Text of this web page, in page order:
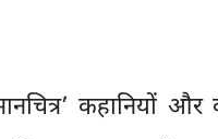
कहानियों